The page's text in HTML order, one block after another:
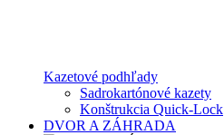
Kazetové podhľady
Sadrokartónové kazety
Konštrukcia Quick-Lock
DVOR A ZÁHRADA